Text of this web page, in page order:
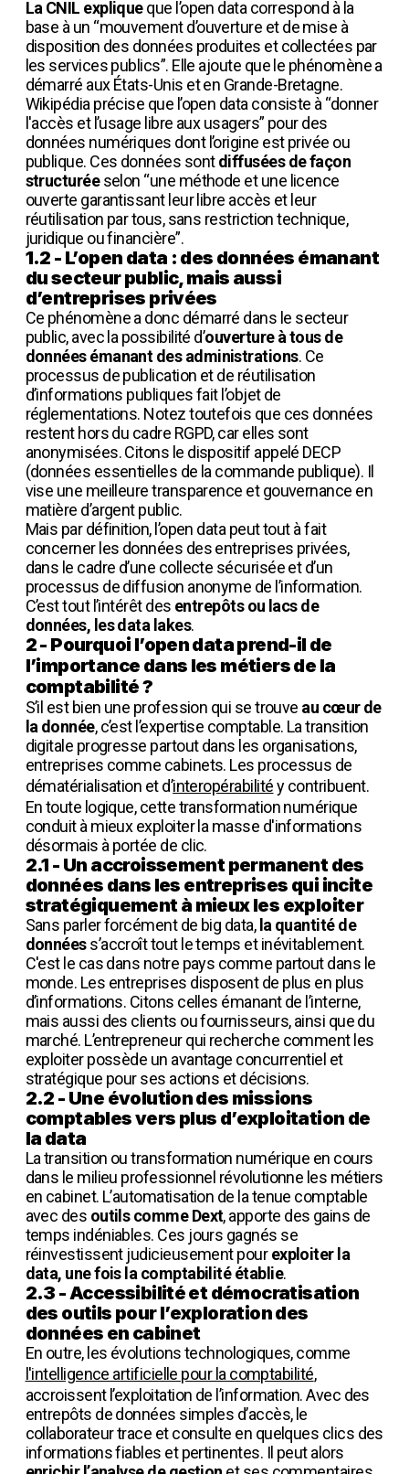
La CNIL expliqueque l’open data correspond à la
base à un “mouvement d’ouverture et de mise à
disposition des données produites et collectées par
les services publics”. Elle ajoute que le phénomène a
démarré aux États-Unis et en Grande-Bretagne.
Wikipédia précise que l’open data consiste à “donner
l'accès et l’usage libre aux usagers” pour des
données numériques dont l’origine est privée ou
publique. Ces données sontdiffusées de façon
structuréeselon “une méthode et une licence
ouverte garantissant leur libre accès et leur
réutilisation par tous, sans restriction technique,
juridique ou financière”.
1.2 - L’open data : des données émanant
du secteur public, mais aussi
d’entreprises privées
Ce phénomène a donc démarré dans le secteur
public, avec la possibilité d’ouverture à tous de
données émanant des administrations. Ce
processus de publication et de réutilisation
d’informations publiques fait l’objet de
réglementations. Notez toutefois que ces données
restent hors du cadre RGPD, car elles sont
anonymisées. Citons le dispositif appelé DECP
(données essentielles de la commande publique). Il
vise une meilleure transparence et gouvernance en
matière d’argent public.
Mais par définition, l’open data peut tout à fait
concerner les données des entreprises privées,
dans le cadre d’une collecte sécurisée et d’un
processus de diffusion anonyme de l’information.
C’est tout l’intérêt des entrepôts ou lacs de
données, les data lakes.
2 - Pourquoi l’open data prend-il de
l’importance dans les métiers de la
comptabilité ?
S’il est bien une profession qui se trouve au cœur de
la donnée, c’est l’expertise comptable. La transition
digitale progresse partout dans les organisations,
entreprises comme cabinets. Les processus de
dématérialisation et d’interopérabilitéy contribuent.
En toute logique, cette transformation numérique
conduit à mieux exploiter la masse d'informations
désormais à portée de clic.
2.1 - Un accroissement permanent des
données dans les entreprises qui incite
stratégiquement à mieux les exploiter
Sans parler forcément de big data, la quantité de
donnéess’accroît tout le temps et inévitablement.
C'est le cas dans notre pays comme partout dans le
monde. Les entreprises disposent de plus en plus
d’informations. Citons celles émanant de l’interne,
mais aussi des clients ou fournisseurs, ainsi que du
marché. L’entrepreneur qui recherche comment les
exploiter possède un avantage concurrentiel et
stratégique pour ses actions et décisions.
2.2 - Une évolution des missions
comptables vers plus d’exploitation de
la data
La transition ou transformation numérique en cours
dans le milieu professionnel révolutionne les métiers
en cabinet. L’automatisation de la tenue comptable
avec des outils comme Dext, apporte des gains de
temps indéniables. Ces jours gagnés se
réinvestissent judicieusement pourexploiter la
data, une fois la comptabilité établie.
2.3 - Accessibilité et démocratisation
des outils pour l’exploration des
données en cabinet
En outre, les évolutions technologiques, comme
l'intelligence artificielle pour la comptabilité,
accroissent l’exploitation de l’information. Avec des
entrepôts de données simples d’accès, le
collaborateur trace et consulte en quelques clics des
informations fiables et pertinentes. Il peut alors